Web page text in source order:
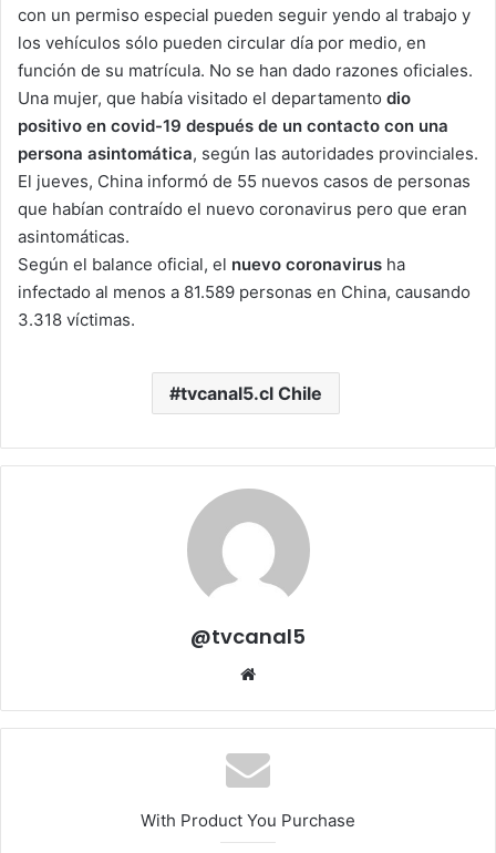
con un permiso especial pueden seguir yendo al trabajo y
los vehículos sólo pueden circular día por medio, en
función de su matrícula. No se han dado razones oficiales.
Una mujer, que había visitado el departamento dio
positivo en covid-19 después de un contacto con una
persona asintomática, según las autoridades provinciales.
El jueves, China informó de 55 nuevos casos de personas
que habían contraído el nuevo coronavirus pero que eran
asintomáticas.
Según el balance oficial, el nuevo coronavirus ha
infectado al menos a 81.589 personas en China, causando
3.318 víctimas.
tvcanal5.cl Chile
@tvcanal5
With Product You Purchase